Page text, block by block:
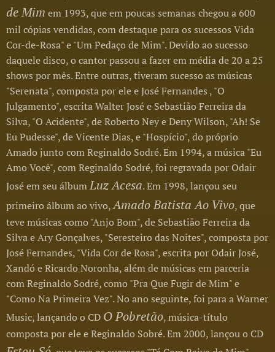
de Mim em 1993, que em poucas semanas chegou a 600
mil cópias vendidas, com destaque para os sucessos Vida
Cor-de-Rosa" e "Um Pedaço de Mim". Devido ao sucesso
daquele disco, o cantor passou a fazer em média de 20 a 25
shows por mês. Entre outras, tiveram sucesso as músicas
"Serenata", composta por ele e José Fernandes , "O
Julgamento", escrita Walter José e Sebastião Ferreira da
Silva, "O Acidente", de Roberto Ney e Deny Wilson, "Ah! Se
Eu Pudesse", de Vicente Dias, e "Hospício", do próprio
Amado junto com Reginaldo Sodré. Em 1994, a música "Eu
Amo Você", com Reginaldo Sodré, foi regravada por Odair
José em seu álbumLuz Acesa. Em 1998, lançou seu
primeiro álbum ao vivo,Amado Batista Ao Vivo, que
teve músicas como "Anjo Bom", de Sebastião Ferreira da
Silva e Ary Gonçalves, "Seresteiro das Noites", composta por
José Fernandes, "Vida Cor de Rosa", escrita por Odair José,
Xandó e Ricardo Noronha, além de músicas em parceria
com Reginaldo Sodré, como "Pra Que Fugir de Mim" e
"Como Na Primeira Vez". No ano seguinte, foi para a Warner
Music, lançando o CD O Pobretão, música-título
composta por ele e Reginaldo Sobré. Em 2000, lançou o CD